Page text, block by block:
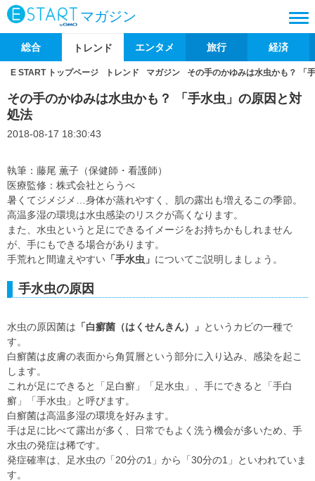
マガジン
総合 トレンド エンタメ 旅行 経済
E START トップページ トレンド マガジン その手のかゆみは水虫かも？ 「
その手のかゆみは水虫かも？ 「手水虫」の原因と対
処法
2018-08-17 18:30:43
執筆：藤尾 薫子（保健師・看護師）
医療監修：株式会社とらうべ
暑くてジメジメ…身体が蒸れやすく、肌の露出も増えるこの季節。
高温多湿の環境は水虫感染のリスクが高くなります。
また、水虫というと足にできるイメージをお持ちかもしれません
が、手にもできる場合があります。
手荒れと間違えやすい 「手水虫」 についてご説明しましょう。
手水虫の原因
水虫の原因菌は 「白癬菌（はくせんきん）」 というカビの一種で
す。
白癬菌は皮膚の表面から角質層という部分に入り込み、感染を起こ
します。
これが足にできると「足白癬」「足水虫」、手にできると「手白
癬」「手水虫」と呼びます。
白癬菌は高温多湿の環境を好みます。
手は足に比べて露出が多く、日常でもよく洗う機会が多いため、手
水虫の発症は稀です。
発症確率は、足水虫の「20分の1」から「30分の1」といわれていま
す。